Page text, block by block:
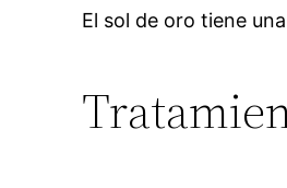
El sol de oro tiene